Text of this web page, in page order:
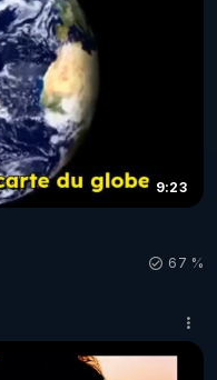
9:23
67 %